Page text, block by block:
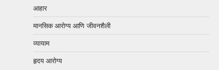
आहार
मानसिक आरोग्य आणि जीवनशैली
व्यायाम
हृदय आरोग्य